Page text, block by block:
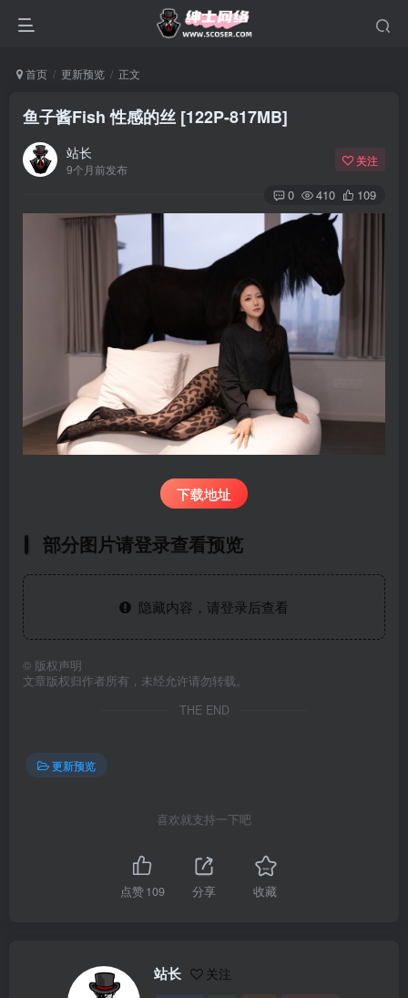
首页 更新预览 正文
鱼子酱Fish 性感的丝 [122P-817MB]
站长
9个月前发布
关注
0 410 109
下载地址
部分图片请登录查看预览
隐藏内容，请登录后查看
© 版权声明
文章版权归作者所有，未经允许请勿转载。
THE END
更新预览
喜欢就支持一下吧
点赞109 分享 收藏
站长 关注